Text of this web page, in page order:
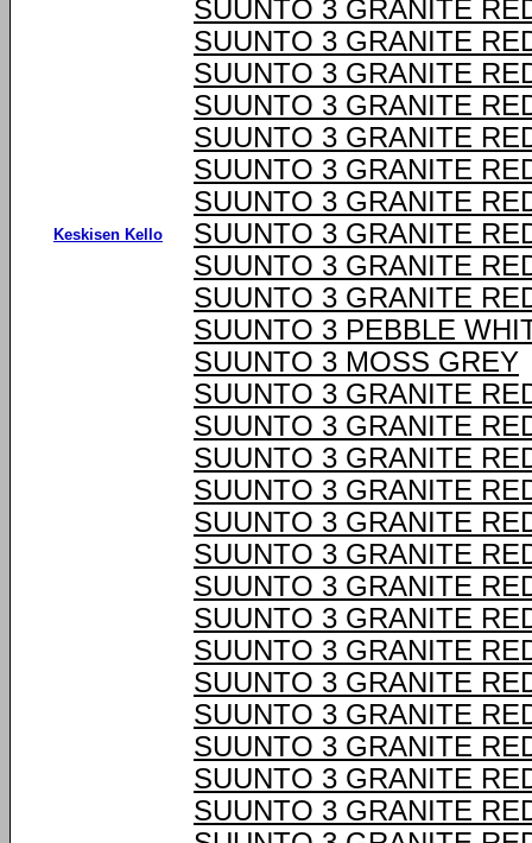
Keskisen Kello
SUUNTO 3 GRANITE
SUUNTO 3 GRANITE
SUUNTO 3 GRANITE
SUUNTO 3 GRANITE
SUUNTO 3 GRANITE
SUUNTO 3 GRANITE
SUUNTO 3 GRANITE
SUUNTO 3 GRANITE
SUUNTO 3 GRANITE
SUUNTO 3 GRANITE
SUUNTO 3 PEBBLE
SUUNTO 3 MOSS GREY
SUUNTO 3 GRANITE
SUUNTO 3 GRANITE
SUUNTO 3 GRANITE
SUUNTO 3 GRANITE
SUUNTO 3 GRANITE
SUUNTO 3 GRANITE
SUUNTO 3 GRANITE
SUUNTO 3 GRANITE
SUUNTO 3 GRANITE
SUUNTO 3 GRANITE
SUUNTO 3 GRANITE
SUUNTO 3 GRANITE
SUUNTO 3 GRANITE
SUUNTO 3 GRANITE